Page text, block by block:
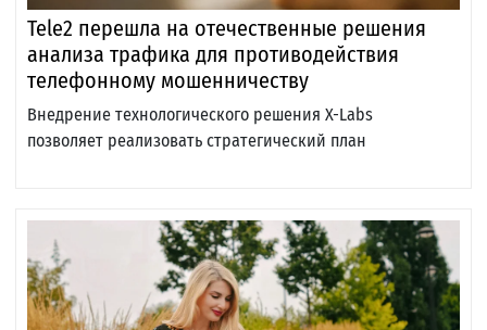
Tele2 перешла на отечественные решения
анализа трафика для противодействия
телефонному мошенничеству
Внедрение технологического решения X-Labs
позволяет реализовать стратегический план